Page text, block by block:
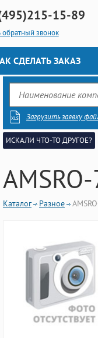
215-15-89
обратный звонок
СДЕЛАТЬ ЗАКАЗ
Загрузить заявку
ИСКАЛИ ЧТО-ТО ДРУГОЕ?
Каталог Разное